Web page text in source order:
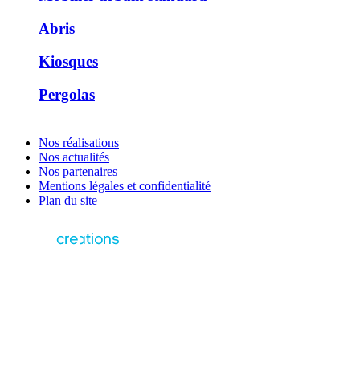
Abris
Kiosques
Pergolas
Nos réalisations
Nos actualités
Nos partenaires
Mentions légales et confidentialité
Plan du site